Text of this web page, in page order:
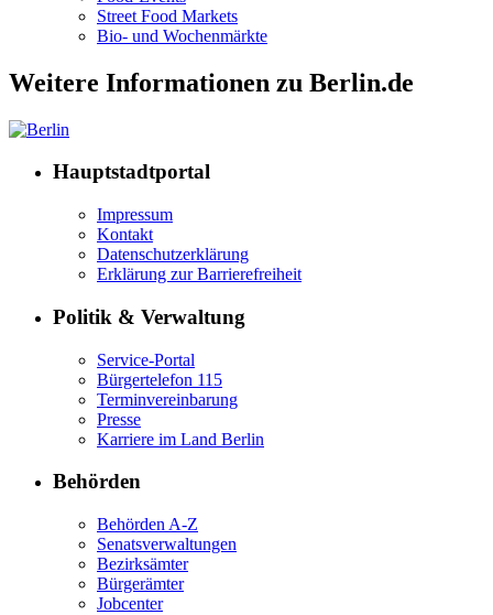
Street Food Markets
Bio- und Wochenmärkte
Weitere Informationen zu Berlin.de
Hauptstadtportal
Impressum
Kontakt
Datenschutzerklärung
Erklärung zur Barrierefreiheit
Politik & Verwaltung
Service-Portal
Bürgertelefon 115
Terminvereinbarung
Presse
Karriere im Land Berlin
Behörden
Behörden A-Z
Senatsverwaltungen
Bezirksämter
Bürgerämter
Jobcenter